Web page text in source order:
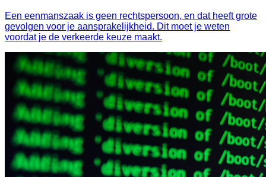
Een eenmanszaak is geen rechtspersoon, en dat heeft grote
gevolgen voor je aansprakelijkheid. Dit moet je weten
voordat je de verkeerde keuze maakt.